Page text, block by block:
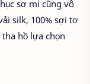
sơ mi cũng vô
silk, 100% sợi tơ
hồ lựa chọn